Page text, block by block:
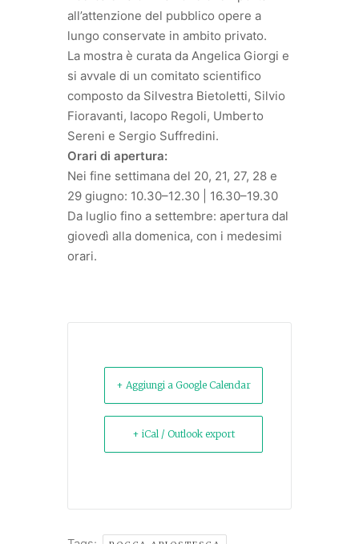
all’attenzione del pubblico opere a
lungo conservate in ambito privato.
La mostra è curata da Angelica Giorgi e
si avvale di un comitato scientifico
composto da Silvestra Bietoletti, Silvio
Fioravanti, Iacopo Regoli, Umberto
Sereni e Sergio Suffredini.
Orari di apertura:
Nei fine settimana del 20, 21, 27, 28 e
29 giugno: 10.30–12.30 | 16.30–19.30
Da luglio fino a settembre: apertura dal
giovedì alla domenica, con i medesimi
orari.
+ Aggiungi a Google Calendar
+ iCal / Outlook export